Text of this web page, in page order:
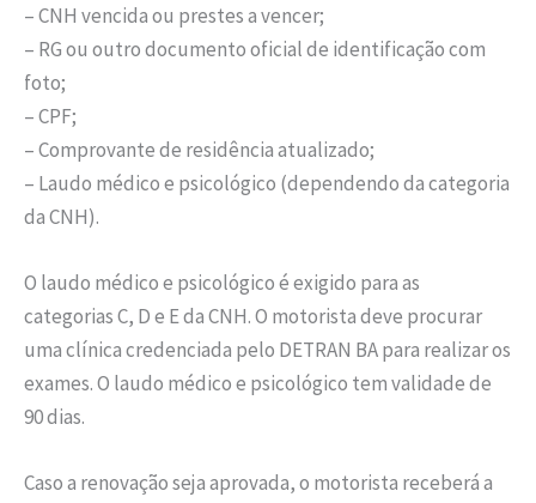
– CNH vencida ou prestes a vencer;
– RG ou outro documento oficial de identificação com
foto;
– CPF;
– Comprovante de residência atualizado;
– Laudo médico e psicológico (dependendo da categoria
da CNH).
O laudo médico e psicológico é exigido para as
categorias C, D e E da CNH. O motorista deve procurar
uma clínica credenciada pelo DETRAN BA para realizar os
exames. O laudo médico e psicológico tem validade de
90 dias.
Caso a renovação seja aprovada, o motorista receberá a